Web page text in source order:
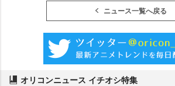
ニュース一覧へ戻る
オリコンニュース イチオシ特集